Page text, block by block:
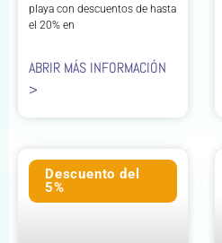
playa con descuentos de hasta
el 20% en
ABRIR MÁS INFORMACIÓN
>
Descuento del
5%